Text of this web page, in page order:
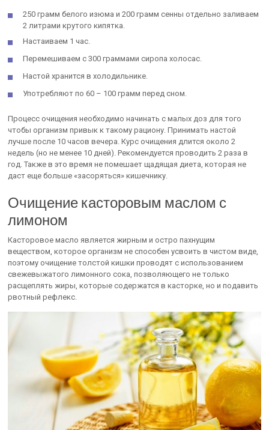
250 грамм белого изюма и 200 грамм сенны отдельно заливаем
2 литрами крутого кипятка.
Настаиваем 1 час.
Перемешиваем с 300 граммами сиропа холосас.
Настой хранится в холодильнике.
Употребляют по 60 – 100 грамм перед сном.
Процесс очищения необходимо начинать с малых доз для того
чтобы организм привык к такому рациону. Принимать настой
лучше после 10 часов вечера. Курс очищения длится около 2
недель (но не менее 10 дней). Рекомендуется проводить 2 раза в
год. Также в это время не помешает щадящая диета, которая не
даст еще больше «засоряться» кишечнику.
Очищение касторовым маслом с
лимоном
Касторовое масло является жирным и остро пахнущим
веществом, которое организм не способен усвоить в чистом виде,
поэтому очищение толстой кишки проводят с использованием
свежевыжатого лимонного сока, позволяющего не только
расщеплять жиры, которые содержатся в касторке, но и подавить
рвотный рефлекс.